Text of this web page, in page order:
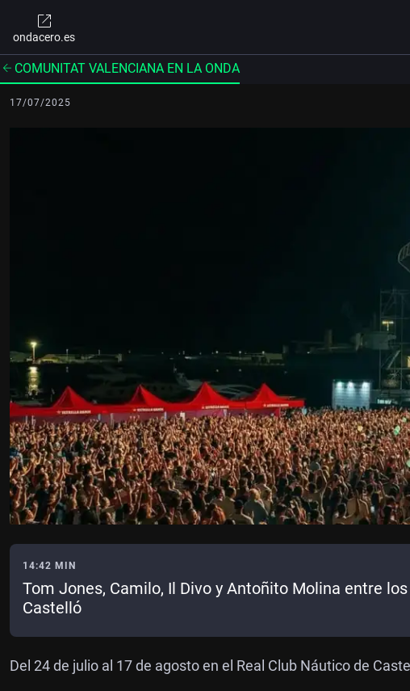
ondacero.es
COMUNITAT VALENCIANA EN LA ONDA
17/07/2025
14:42 MIN
Tom Jones, Camilo, Il Divo y Antoñito Molina entre
Castelló
Del 24 de julio al 17 de agosto en el Real Club Náutico de